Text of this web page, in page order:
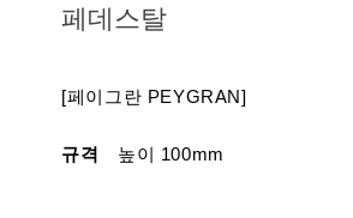
페데스탈
[페이그란 PEYGRAN]
규격 높이 100mm